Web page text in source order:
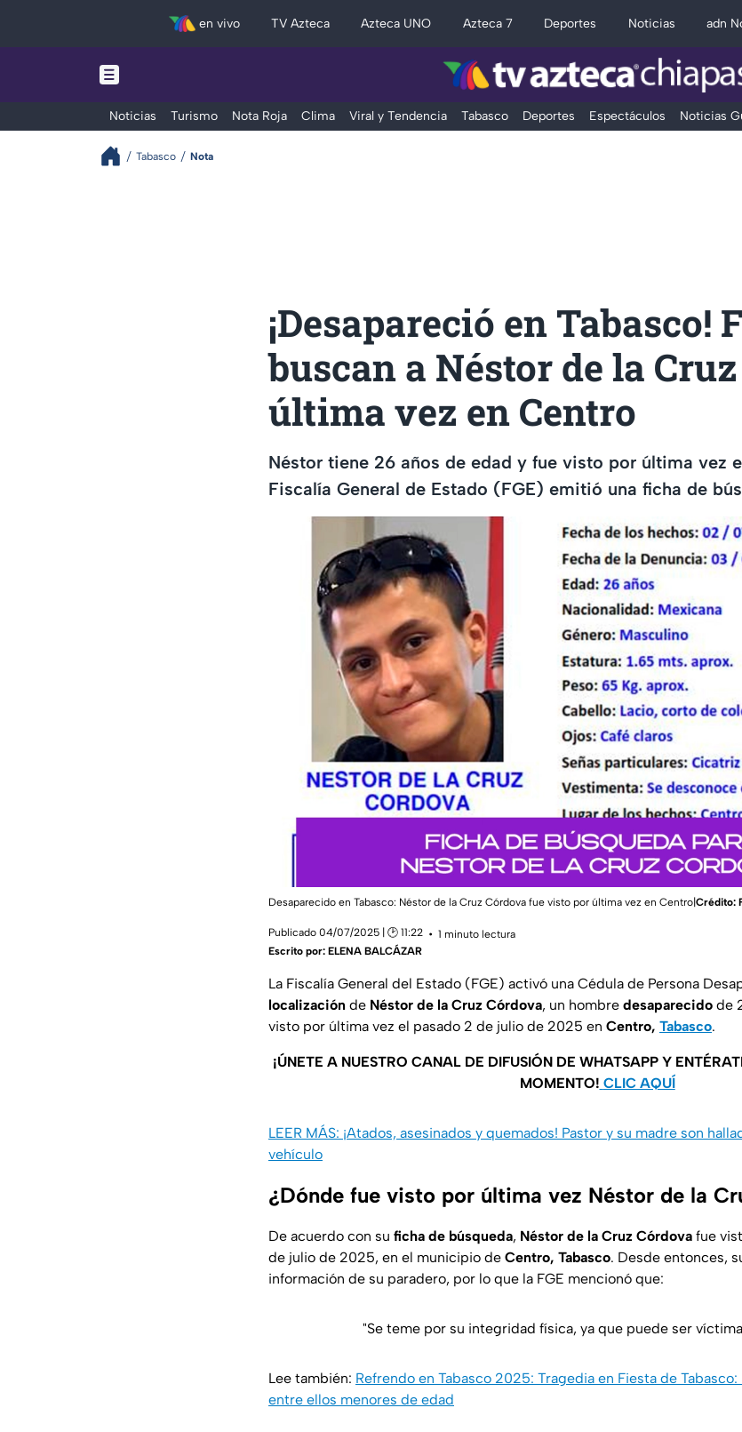
en vivo TV Azteca Azteca UNO Azteca 7 Deportes Noticias adn
Noticias Turismo Nota Roja Clima Viral y Tendencia Tabasco Deportes Espectáculos Noticias
Tabasco Nota
¡Desapareció en Tabasco!
buscan a Néstor de la
última vez en Centro
Néstor tiene 26 años de edad y fue visto por última vez
Fiscalía General de Estado (FGE) emitió una ficha de
Desaparecido en Tabasco: Néstor de la Cruz Córdova fue visto por última vez en Centro| Crédito:
Publicado 04/07/2025 | 🕑 11:22
1 minuto lectura
Escrito por: ELENA BALCÁZAR
La Fiscalía General del Estado (FGE) activó una Cédula de Persona
localización de Néstor de la Cruz Córdova, un hombre desaparecido de
visto por última vez el pasado 2 de julio de 2025 en Centro, Tabasco.
¡ÚNETE A NUESTRO CANAL DE DIFUSIÓN DE WHATSAPP Y
MOMENTO! CLIC AQUÍ
LEER MÁS: ¡Atados, asesinados y quemados! Pastor y su madre son
vehículo
¿Dónde fue visto por última vez Néstor de la
De acuerdo con su ficha de búsqueda, Néstor de la Cruz Córdova fue
de julio de 2025, en el municipio de Centro, Tabasco. Desde entonces,
información de su paradero, por lo que la FGE mencionó que:
"Se teme por su integridad física, ya que puede ser
Lee también: Refrendo en Tabasco 2025: Tragedia en Fiesta de
entre ellos menores de edad